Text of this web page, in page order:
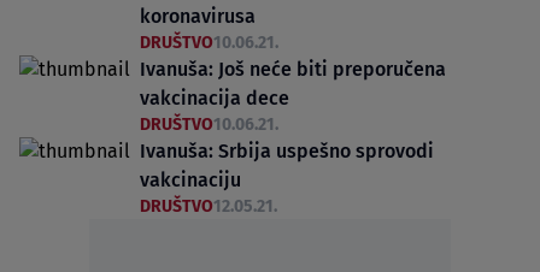
koronavirusa
DRUŠTVO10.06.21.
Ivanuša: Još neće biti preporučena
vakcinacija dece
DRUŠTVO10.06.21.
Ivanuša: Srbija uspešno sprovodi
vakcinaciju
DRUŠTVO12.05.21.